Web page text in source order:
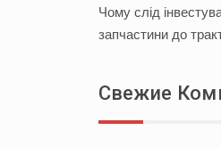
Чому слід
запчастини до
Свежие